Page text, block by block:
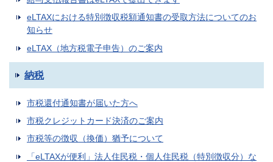
eLTAXにおける特別徴収税額通知書の受取方法についてのお
知らせ
eLTAX（地方税電子申告）のご案内
納税
市税還付通知書が届いた方へ
市税クレジットカード決済のご案内
市税等の徴収（換価）猶予について
「eLTAXが便利」法人住民税・個人住民税（特別徴収分）な